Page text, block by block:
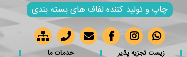
چاپ و تولید کننده لفاف های بسته بندی
زیست تجزیه پذیر خدمات ما